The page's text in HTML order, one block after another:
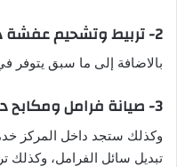
2- تربيط وتشحيم عفشة دودج:
بالاضافة إلى ما سبق يتوفر
3- صيانة فرامل ومكابح دودج:
وكذلك ستجد داخل المركز
تبديل سائل الفرامل،